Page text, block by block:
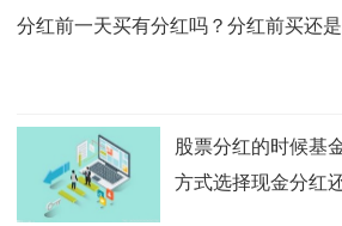
分红前一天买有分红吗？分红前买还
股票分红的时候基
方式选择现金分红